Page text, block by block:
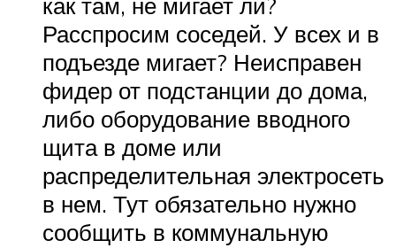
Расспросим соседей. У всех и в
подъезде мигает? Неисправен
фидер от подстанции до дома,
либо оборудование вводного
щита в доме или
распределительная электросеть
в нем. Тут обязательно нужно
сообщить в коммунальную